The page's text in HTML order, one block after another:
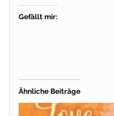
Gefällt mir:
Ähnliche Beiträge